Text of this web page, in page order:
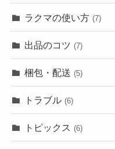
ラクマの使い方 (7)
出品のコツ (7)
梱包・配送 (5)
トラブル (6)
トピックス (6)